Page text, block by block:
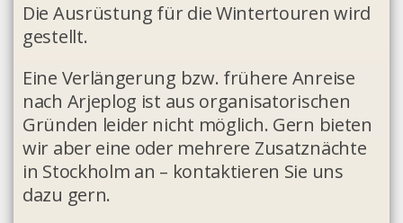
Die Ausrüstung für die Wintertouren wird
gestellt.
Eine Verlängerung bzw. frühere Anreise
nach Arjeplog ist aus organisatorischen
Gründen leider nicht möglich. Gern bieten
wir aber eine oder mehrere Zusatznächte
in Stockholm an – kontaktieren Sie uns
dazu gern.